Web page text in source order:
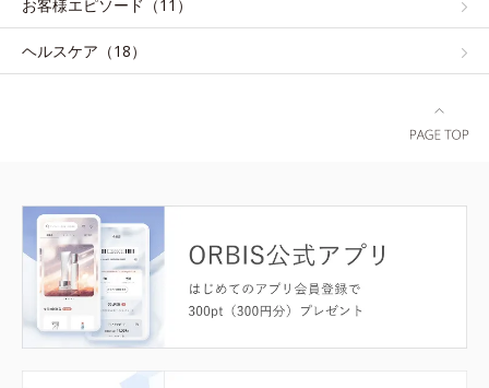
お客様エピソード（11）
ヘルスケア（18）